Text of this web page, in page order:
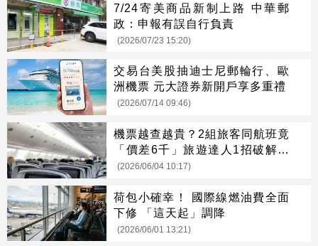
7/24寄美商品新制上路 中華郵
政：申報有誤自行負責
(2026/07/23 15:20)
交易台美股抽迪士尼郵輪行、歐
洲機票 元大證券新開戶享多重禮
(2026/07/14 09:46)
機票越查越貴？2組旅客同航班竟
「價差6千」旅遊達人1招破解迷
思
(2026/06/04 10:17)
荷包小確幸！ 國際線燃油費全面
下修 「這天起」調降
(2026/06/01 13:21)